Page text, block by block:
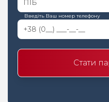
Введіть Ваш номер телефону
Стати